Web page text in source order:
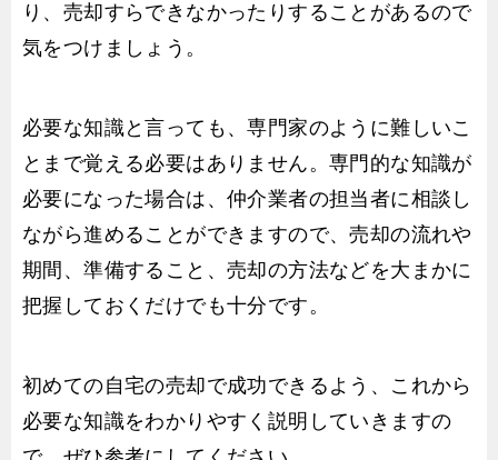
り、売却すらできなかったりすることがあるので
気をつけましょう。
必要な知識と言っても、専門家のように難しいこ
とまで覚える必要はありません。専門的な知識が
必要になった場合は、仲介業者の担当者に相談し
ながら進めることができますので、売却の流れや
期間、準備すること、売却の方法などを大まかに
把握しておくだけでも十分です。
初めての自宅の売却で成功できるよう、これから
必要な知識をわかりやすく説明していきますの